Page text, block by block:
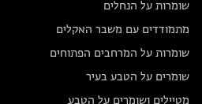
שומרות על הנחלים
מתמודדים עם משבר האקלים
שומרות על המרחבים הפתוחים
שומרים על הטבע בעיר
מטיילים ושומרים על הטבע